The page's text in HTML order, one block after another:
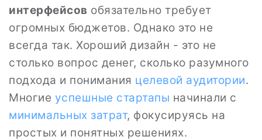
интерфейсов обязательно требует
огромных бюджетов. Однако это не
всегда так. Хороший дизайн - это не
столько вопрос денег, сколько разумного
подхода и понимания целевой аудитории.
Многие успешные стартапы начинали с
минимальных затрат, фокусируясь на
простых и понятных решениях.